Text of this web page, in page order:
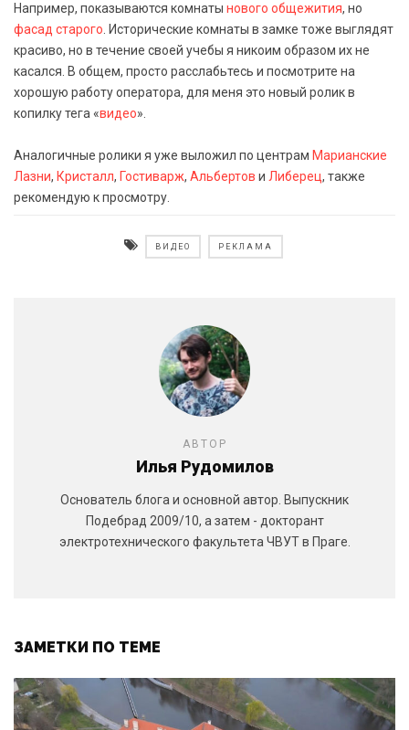
Например, показываются комнаты нового общежития, но
фасад старого . Исторические комнаты в замке тоже выглядят
красиво, но в течение своей учебы я никоим образом их не
касался. В общем, просто расслабьтесь и посмотрите на
хорошую работу оператора, для меня это новый ролик в
копилку тега «видео».
Аналогичные ролики я уже выложил по центрам Марианские
Лазни, Кристалл, Гостиварж, Альбертов и Либерец, также
рекомендую к просмотру.
ВИДЕО РЕКЛАМА
АВТОР
Илья Рудомилов
Основатель блога и основной автор. Выпускник
Подебрад 2009/10, а затем - докторант
электротехнического факультета ЧВУТ в Праге.
ЗАМЕТКИ ПО ТЕМЕ